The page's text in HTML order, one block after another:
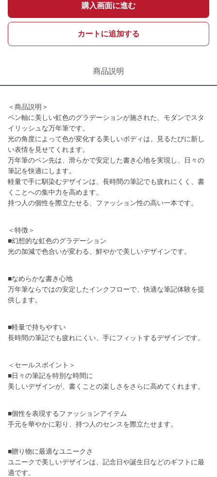
購入画面に進む
カートに追加する
商品説明
＜商品説明＞
ペン軸に美しい虹色のグラデーションが施された、モダンでスタ
イリッシュな万年筆です。
光の角度によって色が変化する美しいボディは、見るたびに新し
い表情を見せてくれます。
万年筆のペン先は、滑らかで安定した書き心地を実現し、日々の
筆記を快適にします。
軽量で手に馴染むデザインは、長時間の筆記でも疲れにくく、書
くことへの集中力を高めます。
持つ人の個性を際立たせる、ファッション性の高い一本です。
＜特徴＞
■幻想的な虹色のグラデーション
光の加減で色合いが変わる、鮮やかで美しいデザインです。
■なめらかな書き心地
万年筆ならではの安定したインクフローで、快適な筆記体験を提
供します。
■軽量で持ちやすい
長時間の筆記でも疲れにくい、手にフィットするデザインです。
＜セールスポイント＞
■日々の筆記を特別な時間に
美しいデザインが、書くことの楽しさをさらに高めてくれます。
■個性を表現するファッションアイテム
手元を華やかに彩り、持つ人のセンスを際立たせます。
■贈り物に最適なユニークさ
ユニークで美しいデザインは、記念日や誕生日などのギフトに最
適です。